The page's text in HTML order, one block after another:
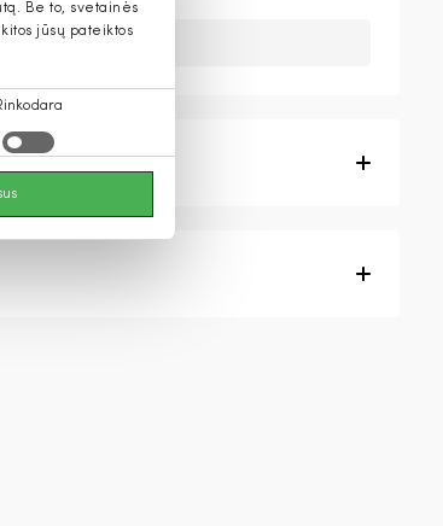
Be to, svetainės
jūsų pateiktos
prekės nebeturime.